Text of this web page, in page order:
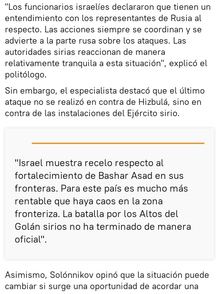
"Los funcionarios israelíes declararon que tienen un
entendimiento con los representantes de Rusia al
respecto. Las acciones siempre se coordinan y se
advierte a la parte rusa sobre los ataques. Las
autoridades sirias reaccionan de manera
relativamente tranquila a esta situación", explicó el
politólogo.
Sin embargo, el especialista destacó que el último
ataque no se realizó en contra de Hizbulá, sino en
contra de las instalaciones del Ejército sirio.
"Israel muestra recelo respecto al
fortalecimiento de Bashar Asad en sus
fronteras. Para este país es mucho más
rentable que haya caos en la zona
fronteriza. La batalla por los Altos del
Golán sirios no ha terminado de manera
oficial".
Asimismo, Solónnikov opinó que la situación puede
cambiar si surge una oportunidad de acordar una